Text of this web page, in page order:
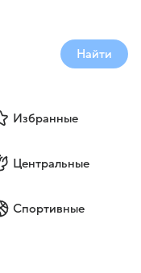
Найти
Избранные
Центральные
Спортивные